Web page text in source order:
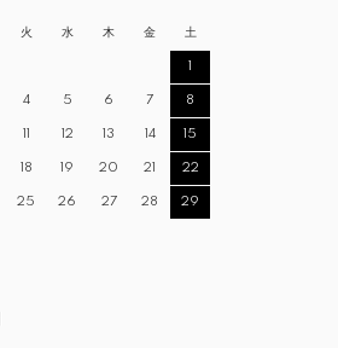
火 水 木 金 土
1
4 5 6 7 8
11 12 13 14 15
18 19 20 21 22
25 26 27 28 29